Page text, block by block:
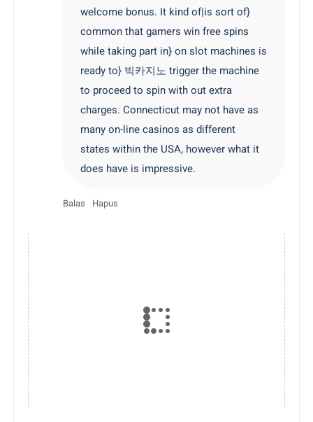
welcome bonus. It kind of|is sort of}
common that gamers win free spins
while taking part in} on slot machines is
ready to} 빅카지노 trigger the machine
to proceed to spin with out extra
charges. Connecticut may not have as
many on-line casinos as different
states within the USA, however what it
does have is impressive.
Balas Hapus